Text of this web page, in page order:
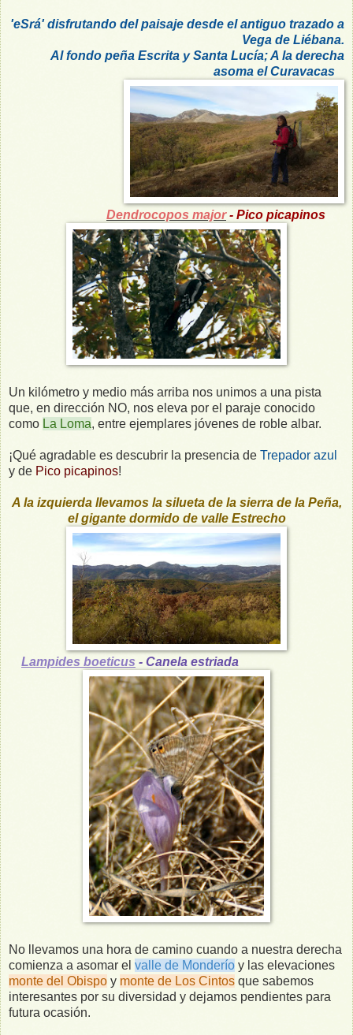
'eSrá' disfrutando del paisaje desde el antiguo trazado a
Vega de Liébana.
Al fondo peña Escrita y Santa Lucía; A la derecha
asoma el Curavacas
Dendrocopos major- Pico picapinos
Un kilómetro y medio más arriba nos unimos a una pista
que, en dirección NO, nos eleva por el paraje conocido
como La Loma, entre ejemplares jóvenes de roble albar.
¡Qué agradable es descubrir la presencia de Trepador azul
y de Pico picapinos!
A la izquierda llevamos la silueta de la sierra de la Peña,
el gigante dormido de valle Estrecho
Lampides boeticus - Canela estriada
No llevamos una hora de camino cuando a nuestra derecha
comienza a asomar el valle de Monderío y las elevaciones
monte del Obispo y monte de Los Cintos que sabemos
interesantes por su diversidad y dejamos pendientes para
futura ocasión.